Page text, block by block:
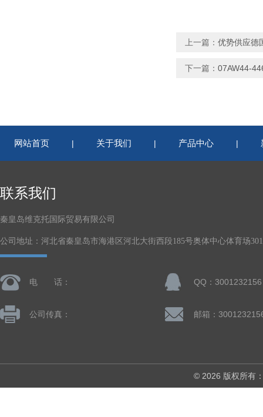
上一篇： 优势供应德
下一篇： 07AW44-
网站首页 | 关于我们 | 产品中心 |
联系我们
秦皇岛维克托国际贸易有限公司
公司地址：河北省秦皇岛市海港区河北大街西段185号奥体中心体育场
电 话： QQ：3001232156
公司传真： 邮箱：
© 2026 版权所有